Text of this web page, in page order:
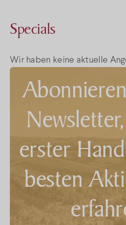
Specials
Wir haben keine aktuelle
erster
besten